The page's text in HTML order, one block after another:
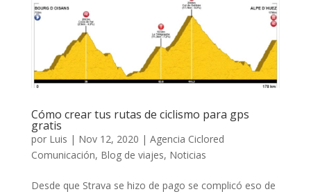
Cómo crear tus rutas de ciclismo para gps
gratis
por Luis | Nov 12, 2020 | Agencia Ciclored
Comunicación, Blog de viajes, Noticias
Desde que Strava se hizo de pago se complicó eso de